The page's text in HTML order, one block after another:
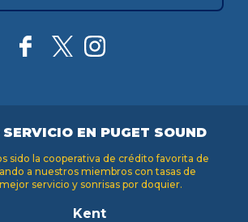
EN PUGET SOUND
sido la cooperativa de crédito favorita de
a nuestros miembros con tasas de
servicio y sonrisas por doquier.
Kent